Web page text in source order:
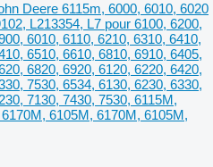
Deere 6115m, 6000, 6010, 6020
L213354, L7 pour 6100, 6200,
6010, 6110, 6210, 6310, 6410,
6510, 6610, 6810, 6910, 6405,
6820, 6920, 6120, 6220, 6420,
7530, 6534, 6130, 6230, 6330,
7130, 7430, 7530, 6115M,
6105M, 6170M, 6105M,